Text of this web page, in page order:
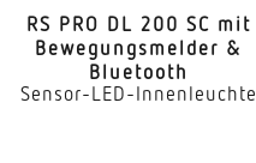
RS PRO DL 200 SC mit
Bewe­gungs­melder &
Bluetooth
Sensor-LED-Innenleuchte